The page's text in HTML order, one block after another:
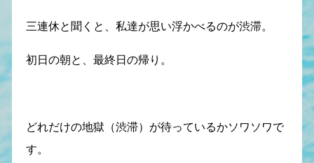
三連休と聞くと、私達が思い浮かべるのが渋滞。
初日の朝と、最終日の帰り。
どれだけの地獄（渋滞）が待っているかソワソワで
す。